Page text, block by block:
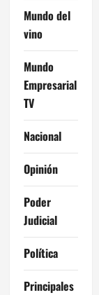
Mundo del
vino
Mundo
Empresarial
TV
Nacional
Opinión
Poder
Judicial
Política
Principales